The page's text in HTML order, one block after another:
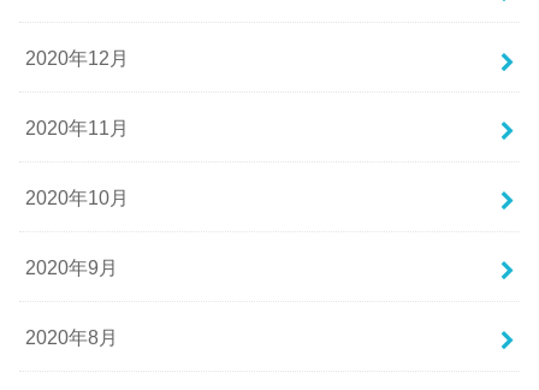
2020年12月
2020年11月
2020年10月
2020年9月
2020年8月